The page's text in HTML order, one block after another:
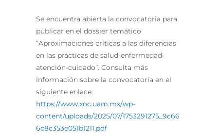
Se encuentra abierta la convocatoria para
publicar en el dossier temático
“Aproximaciones críticas a las diferencias
en las prácticas de salud-enfermedad-
atención-cuidado”. Consulta más
información sobre la convocatoria en el
siguiente enlace:
https://www.xoc.uam.mx/wp-
content/uploads/2025/07/1753291275_9c66
6c8c353e051b1211.pdf